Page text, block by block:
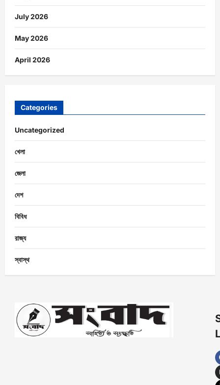
July 2026
May 2026
April 2026
Categories
Uncategorized
খেলা
জেলা
দেশ
বিবিধ
রাজ্য
স্বাস্থ